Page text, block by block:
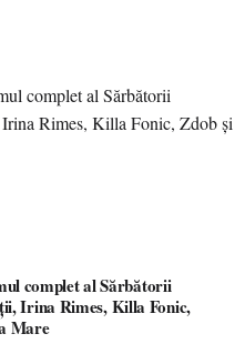
complet al Sărbătorii
Irina Rimes, Killa Fonic,
Mare